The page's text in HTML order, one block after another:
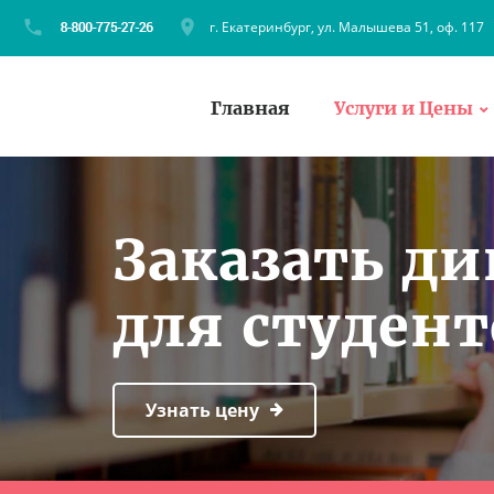
г. Екатеринбург, ул. Малышева 51, оф. 117
Главная Услуги и Цены
Заказать
для
Узнать цену